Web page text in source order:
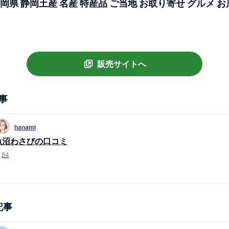
県 静岡土産 名産 特産品 ご当地 お取り寄せ グルメ お
販売サイトへ
hanami
沼わさびの口コミ
84
事